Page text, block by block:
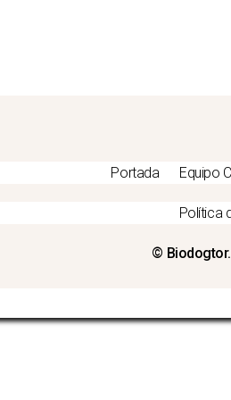
Portada Equipo
Política
©